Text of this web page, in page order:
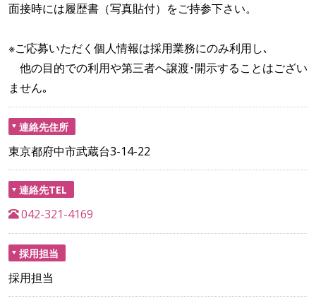
面接時には履歴書（写真貼付）をご持参下さい。
※ご応募いただく個人情報は採用業務にのみ利用し､
他の目的での利用や第三者へ譲渡･開示することはござい
ません｡
連絡先住所
東京都府中市武蔵台3-14-22
連絡先TEL
042-321-4169
採用担当
採用担当